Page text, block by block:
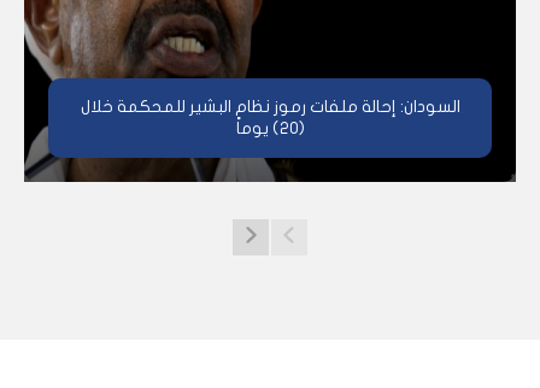
السودان: إحالة ملفات رموز نظام البشير للمحكمة خلال
(20) يوماً